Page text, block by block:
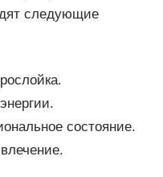
следующие
состояние.